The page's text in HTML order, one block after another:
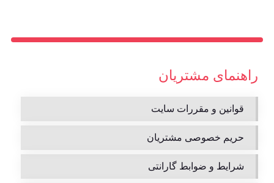
راهنمای مشتریان
قوانین و مقررات سایت
حریم خصوصی مشتریان
شرایط و ضوابط گارانتی